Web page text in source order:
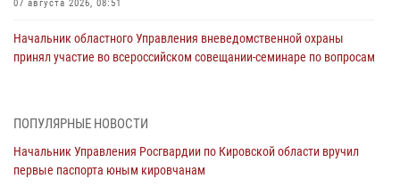
07 августа 2026, 08:51
Начальник областного Управления вневедомственной охраны
принял участие во всероссийском совещании-семинаре по вопросам
инструмента
07 августа 2026, 08:39
ПОПУЛЯРНЫЕ НОВОСТИ
Начальник Управления Росгвардии по Кировской области вручил
первые паспорта юным кировчанам